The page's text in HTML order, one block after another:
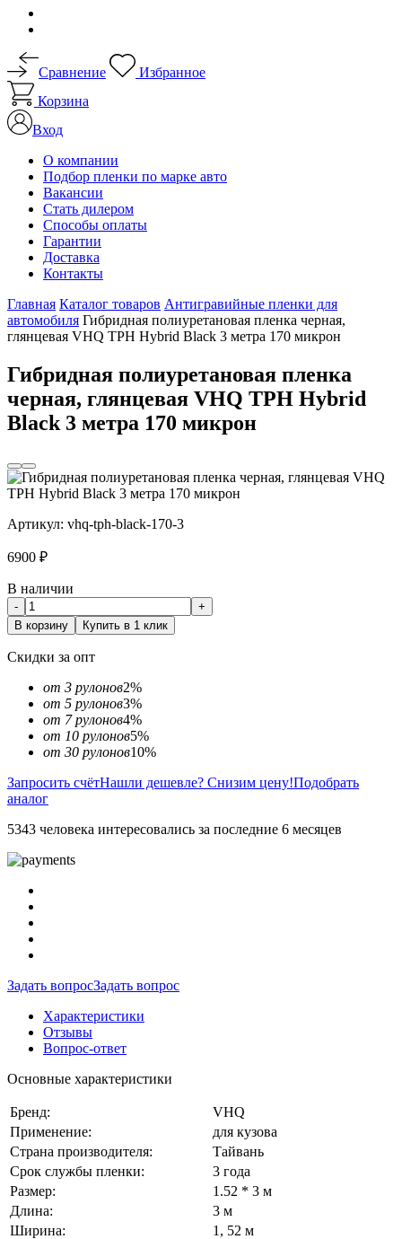
Сравнение
Избранное
Корзина
Вход
О компании
Подбор пленки по марке авто
Вакансии
Стать дилером
Способы оплаты
Гарантии
Доставка
Контакты
Главная Каталог товаров Антигравийные пленки для
автомобиля Гибридная полиуретановая пленка черная,
глянцевая VHQ TPH Hybrid Black 3 метра 170 микрон
Гибридная полиуретановая пленка
черная, глянцевая VHQ TPH Hybrid
Black 3 метра 170 микрон
Артикул: vhq-tph-black-170-3
6900 ₽
В наличии
-
+
В корзину
Купить в 1 клик
Скидки за опт
от 3 рулонов2%
от 5 рулонов3%
от 7 рулонов4%
от 10 рулонов5%
от 30 рулонов10%
Запросить счётНашли дешевле? Снизим цену!Подобрать
аналог
5343 человека интересовались за последние 6 месяцев
Задать вопросЗадать вопрос
Характеристики
Отзывы
Вопрос-ответ
Основные характеристики
Бренд:
VHQ
Применение:
для кузова
Страна производителя:
Тайвань
Срок службы пленки:
3 года
Размер:
1.52 * 3 м
Длина:
3 м
Ширина:
1, 52 м